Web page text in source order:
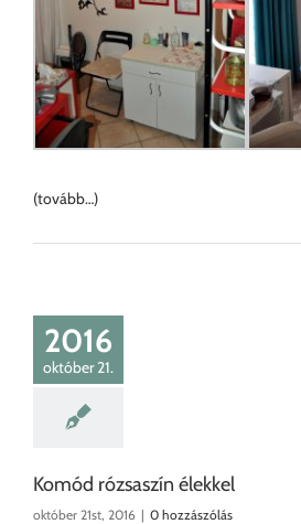
(tovább…)
2016
október 21.
Komód rózsaszín élekkel
október 21st, 2016 | 0 hozzászólás